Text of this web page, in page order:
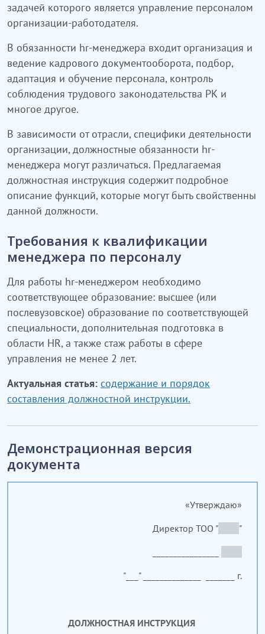
задачей которого является управление персоналом
организации-работодателя.
В обязанности hr-менеджера входит организация и
ведение кадрового документооборота, подбор,
адаптация и обучение персонала, контроль
соблюдения трудового законодательства РК и
многое другое.
В зависимости от отрасли, специфики деятельности
организации, должностные обязанности hr-
менеджера могут различаться. Предлагаемая
должностная инструкция содержит подробное
описание функций, которые могут быть свойственны
данной должности.
Требования к квалификации
менеджера по персоналу
Для работы hr-менеджером необходимо
соответствующее образование: высшее (или
послевузовское) образование по соответствующей
специальности, дополнительная подготовка в
области HR, а также стаж работы в сфере
управления не менее 2 лет.
Актуальная статья: содержание и порядок
составления должностной инструкции.
Демонстрационная версия
документа
«Утверждаю»
Директор ТОО "_____ "
"___" ______________ _______ г.
ДОЛЖНОСТНАЯ ИНСТРУКЦИЯ